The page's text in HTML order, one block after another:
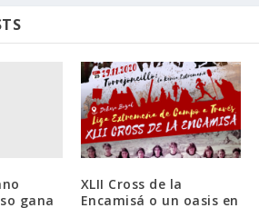
gana
XLII Cross de la
Encamisá o un oasis en